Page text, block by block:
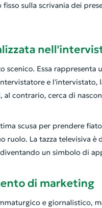
sulla scrivania dei
scenico. Essa
e l'intervistato,
contrario, cerca di
scusa per prendere
ruolo. La tazza televisiva
un simbolo di
di marketing
e giornalistico,